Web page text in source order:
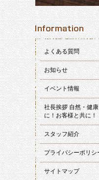
よくある質問
お知らせ
イベント情報
社長挨拶 自然・健
に！お客様と共に！
スタッフ紹介
プライバシーポリシ
サイトマップ